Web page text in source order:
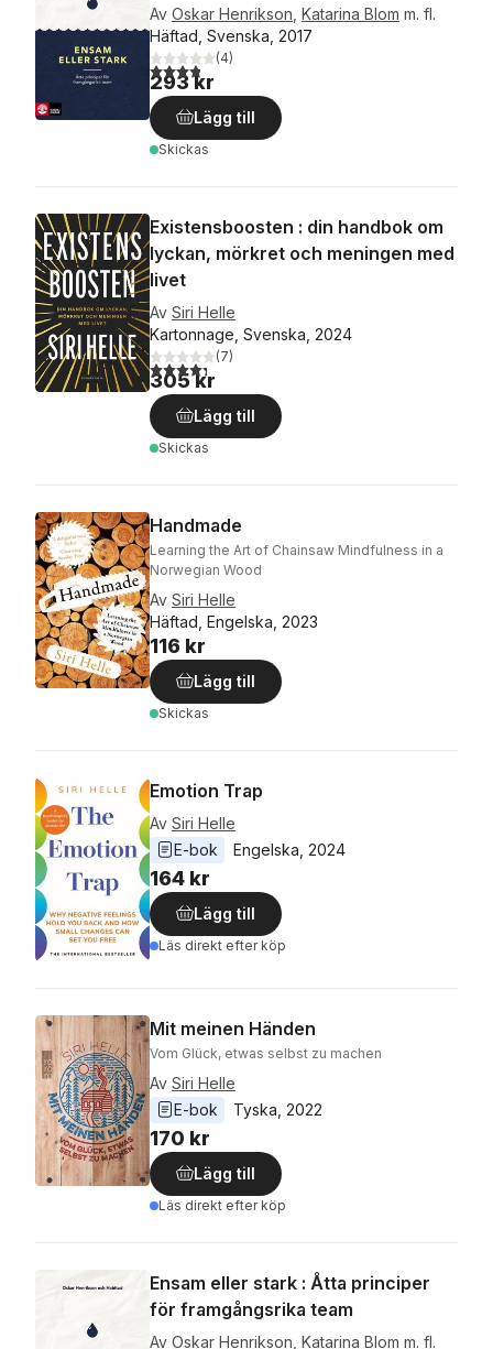
Av Oskar Henrikson Katarina Blom m. fl.
Häftad, Svenska, 2017
3,8utav 5 stjärnor. Totalt antal röster:
(4)
293 kr
Lägg till
Skickas
Existensboosten : din handbok om
lyckan, mörkret och meningen med
livet
Av Siri Helle
Kartonnage, Svenska, 2024
4,3utav 5 stjärnor. Totalt antal röster:
(7)
305 kr
Lägg till
Skickas
Handmade
Learning the Art of Chainsaw Mindfulness in a
Norwegian Wood
Av Siri Helle
Häftad, Engelska, 2023
116 kr
Lägg till
Skickas
Emotion Trap
Av Siri Helle
E-bok
Engelska 2024
164 kr
Lägg till
Läs direkt efter köp
Mit meinen Händen
Vom Glück, etwas selbst zu machen
Av Siri Helle
E-bok
Tyska 2022
170 kr
Lägg till
Läs direkt efter köp
Ensam eller stark : Åtta principer
för framgångsrika team
Av Oskar Henrikson Katarina Blom m. fl.